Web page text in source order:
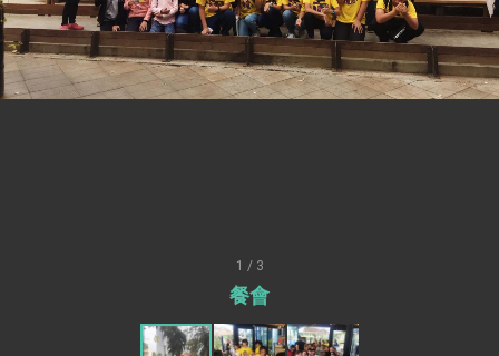
台美貿易協議完成簽署達成6大目標、創5大歷史
性突破 總統強調將以3大面向加速臺灣經濟轉型
升級 籲請立院全力支持並盡速通過
臺美簽署「對等貿易協定」確立對等關稅15%且不
疊加 我輸美2072項產品豁免對等關稅
領 下一個世代的繁榮
外交部長林佳龍接受印尼「時代雜誌」專訪，闡
述印太安全局勢，籲深化台印尼半導體供應鏈合
外交部長林佳龍午宴歡迎美國聯邦參議員蓋耶哥
訪問團
1 / 3
餐會